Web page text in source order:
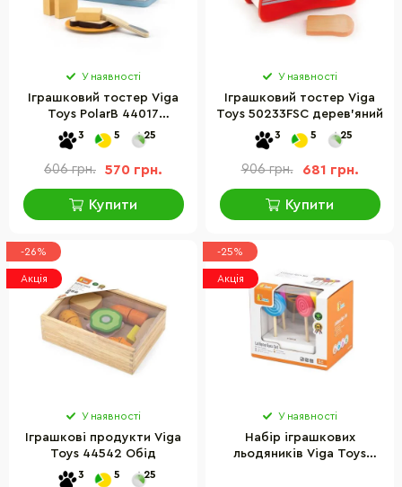
У наявності
Іграшковий тостер Viga
Toys PolarB 44017
дерев'яний
3 5 25
606 грн. 570 грн.
Купити
У наявності
Іграшковий тостер Viga
Toys 50233FSC дерев'яний
3 5 25
906 грн. 681 грн.
Купити
-26%
Акція
У наявності
Іграшкові продукти Viga
Toys 44542 Обід
3 5 25
-25%
Акція
У наявності
Набір іграшкових
льодяників Viga Toys